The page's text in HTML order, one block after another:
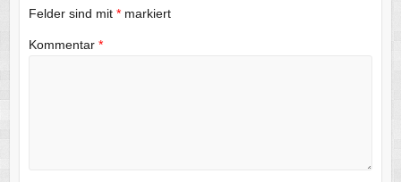
Felder sind mit *markiert
Kommentar *